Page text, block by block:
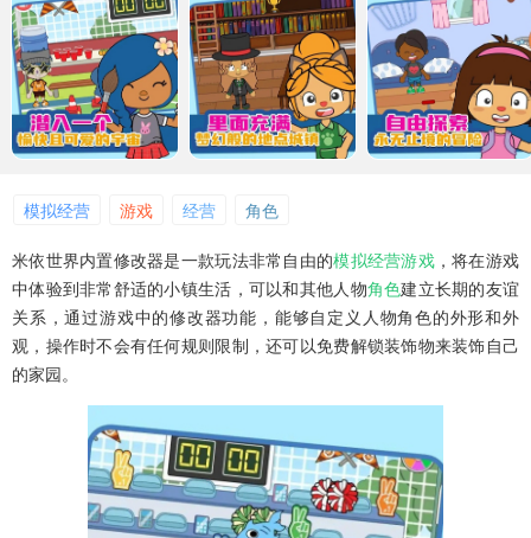
1百+款手游
1百+款手游
模拟经营 游戏 经营 角色
米依世界内置修改器是一款玩法非常自由的模拟经营游戏，将在游戏
中体验到非常舒适的小镇生活，可以和其他人物角色建立长期的友谊
关系，通过游戏中的修改器功能，能够自定义人物角色的外形和外
观，操作时不会有任何规则限制，还可以免费解锁装饰物来装饰自己
的家园。